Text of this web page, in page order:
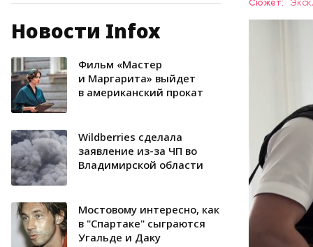
Новости Infox
Фильм «Мастер
и Маргарита» выйдет
в американский прокат
Wildberries cделала
заявление из-за ЧП во
Владимирской области
Мостовому интересно, как
в "Спартаке" сыграются
Угальде и Даку
Сюжет:
Все
изъятой